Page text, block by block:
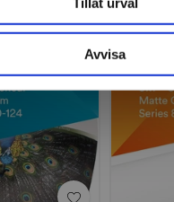
Avvisa
Relaterade